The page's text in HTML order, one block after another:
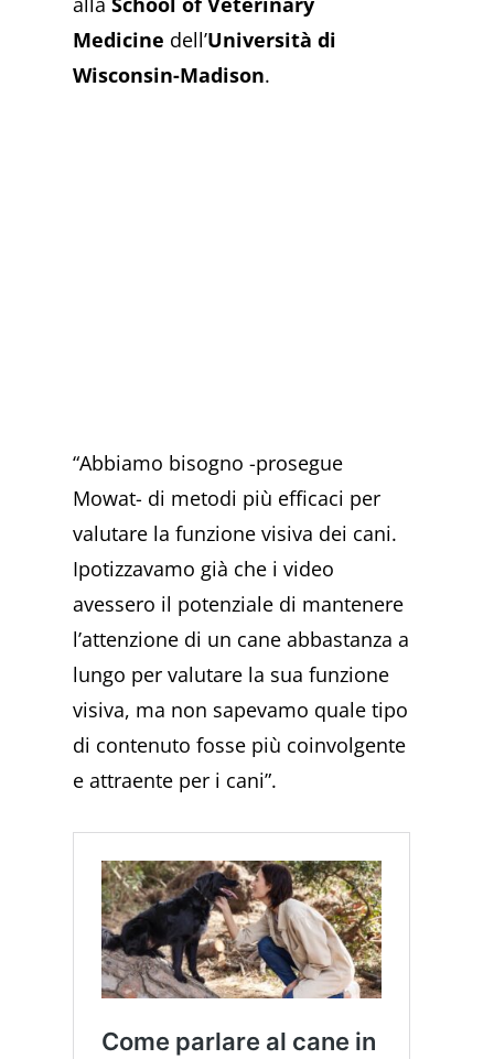
Medicine dell’Università di
Wisconsin-Madison.
“Abbiamo bisogno -prosegue
Mowat- di metodi più efficaci per
valutare la funzione visiva dei cani.
Ipotizzavamo già che i video
avessero il potenziale di mantenere
l’attenzione di un cane abbastanza a
lungo per valutare la sua funzione
visiva, ma non sapevamo quale tipo
di contenuto fosse più coinvolgente
e attraente per i cani”.